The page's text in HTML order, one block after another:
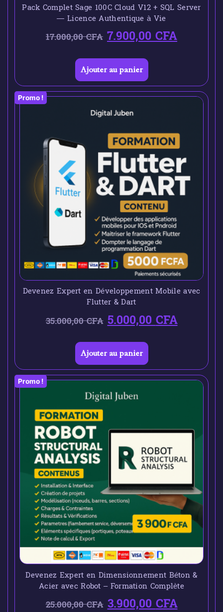
Pack Complet Sage 100C Cloud V12 + SQL Server
— Licence Authentique à Vie
17.000,00CFA 7.900,00CFA
Ajouter au panier
Promo !
Devenez Expert en Développement Mobile avec
Flutter & Dart
35.000,00CFA 5.000,00CFA
Ajouter au panier
Promo !
Devenez Expert en Dimensionnement Béton &
Acier avec Robot – Formation Complète
25.000,00CFA 3.900,00CFA